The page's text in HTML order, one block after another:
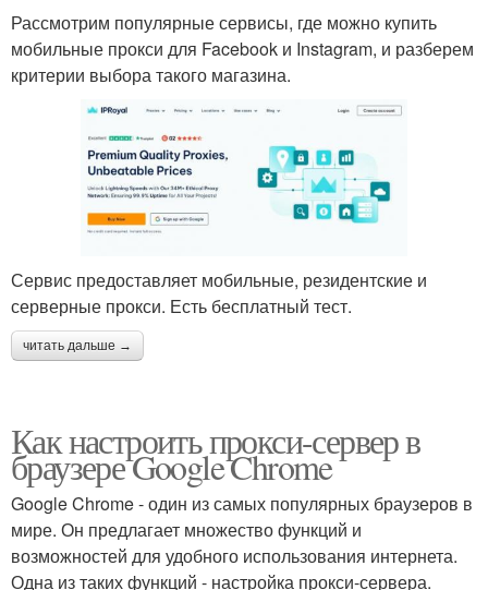
Рассмотрим популярные сервисы, где можно купить
мобильные прокси для Facebook и Instagram, и разберем
критерии выбора такого магазина.
Сервис предоставляет мобильные, резидентские и
серверные прокси. Есть бесплатный тест.
читать дальше →
Как настроить прокси-сервер в
браузере Google Chrome
Google Chrome - один из самых популярных браузеров в
мире. Он предлагает множество функций и
возможностей для удобного использования интернета.
Одна из таких функций - настройка прокси-сервера.